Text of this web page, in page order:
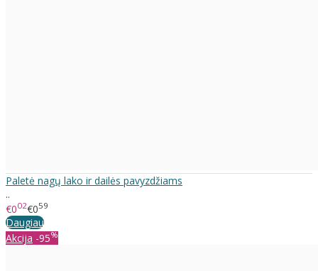
Paletė nagų lako ir dailės pavyzdžiams
..
€002€059
Daugiau
Akcija -95%